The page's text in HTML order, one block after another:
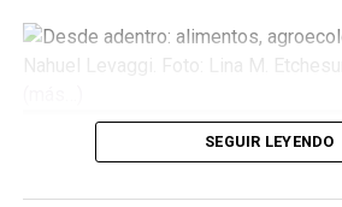
Nahuel Levaggi. Foto: Lina M. Etchesuri
SEGUIR LEYENDO